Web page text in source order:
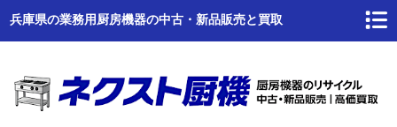
兵庫県の業務用厨房機器の中古・新品販売と買取